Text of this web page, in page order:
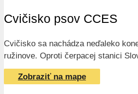
Cvičisko psov CCES
Cvičisko sa nachádza neďaleko
ružinove. Oproti čerpacej stanici
Zobraziť na mape